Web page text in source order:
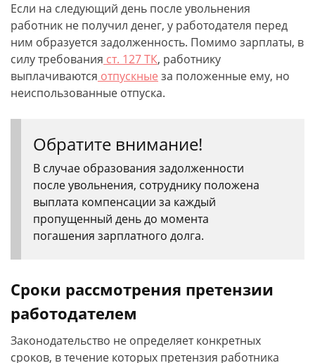
Если на следующий день после увольнения
работник не получил денег, у работодателя перед
ним образуется задолженность. Помимо зарплаты, в
силу требования ст. 127 ТК, работнику
выплачиваются отпускные за положенные ему, но
неиспользованные отпуска.
Обратите внимание!
В случае образования задолженности
после увольнения, сотруднику положена
выплата компенсации за каждый
пропущенный день до момента
погашения зарплатного долга.
Сроки рассмотрения претензии
работодателем
Законодательство не определяет конкретных
сроков, в течение которых претензия работника